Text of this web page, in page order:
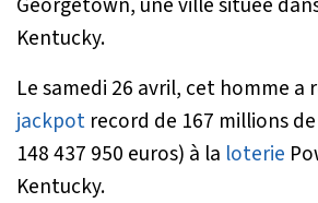
Kentucky.
Le samedi 26 avril, cet homme a
jackpot record de 167 millions
148 437 950 euros) à la loterie
Kentucky.